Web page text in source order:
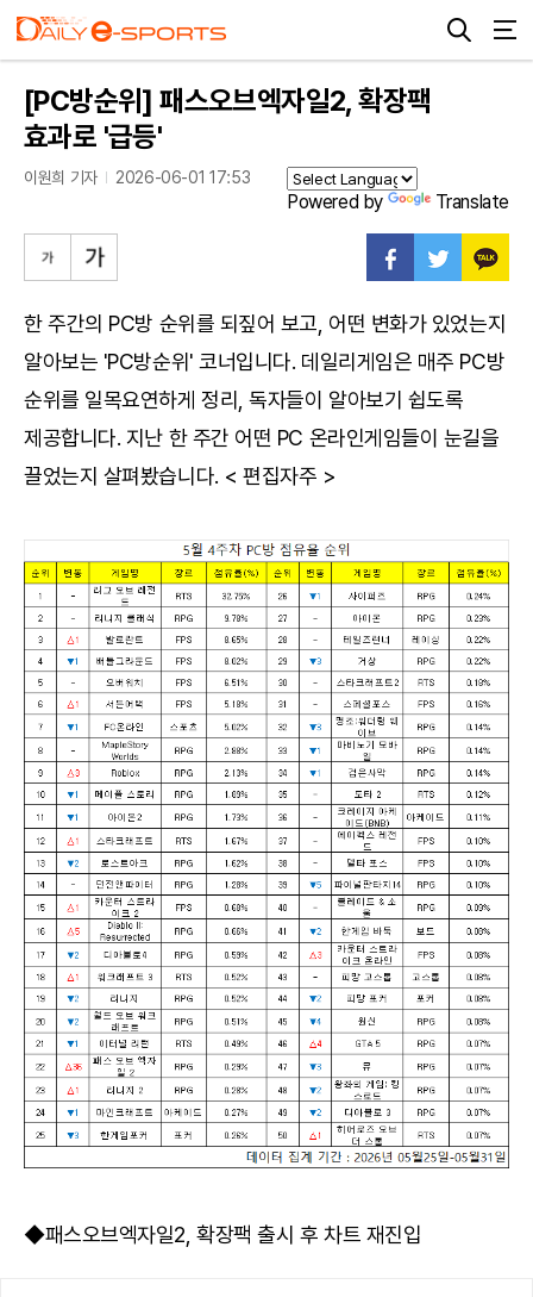
[PC방순위] 패스오브엑자일2, 확장팩
효과로 '급등'
이원희 기자 2026-06-01 17:53
Powered by Translate
한 주간의 PC방 순위를 되짚어 보고, 어떤 변화가 있었는지
알아보는 'PC방순위' 코너입니다. 데일리게임은 매주 PC방
순위를 일목요연하게 정리, 독자들이 알아보기 쉽도록
제공합니다. 지난 한 주간 어떤 PC 온라인게임들이 눈길을
끌었는지 살펴봤습니다. < 편집자주 >
◆패스오브엑자일2, 확장팩 출시 후 차트 재진입